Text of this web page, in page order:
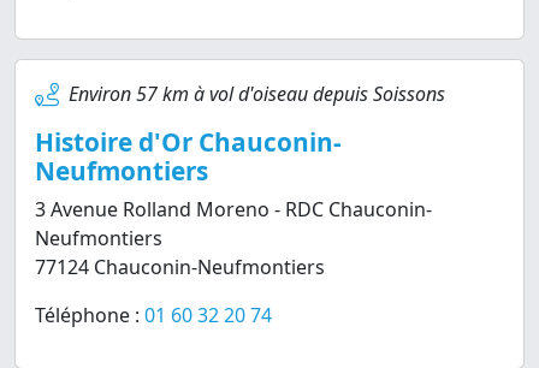
Environ 57 km à vol d'oiseau depuis Soissons
Histoire d'Or Chauconin-
Neufmontiers
3 Avenue Rolland Moreno - RDC Chauconin-
Neufmontiers
77124 Chauconin-Neufmontiers
Téléphone : 01 60 32 20 74